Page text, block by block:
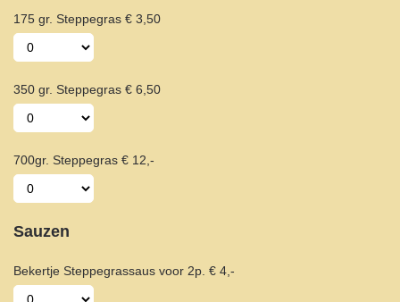
175 gr. Steppegras € 3,50
350 gr. Steppegras € 6,50
700gr. Steppegras € 12,-
Sauzen
Bekertje Steppegrassaus voor 2p. € 4,-